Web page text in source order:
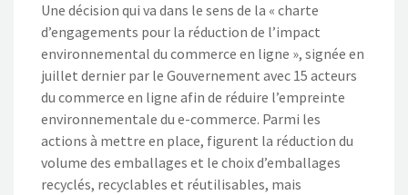
Une décision qui va dans le sens de la « charte
d’engagements pour la réduction de l’impact
environnemental du commerce en ligne », signée en
juillet dernier par le Gouvernement avec 15 acteurs
du commerce en ligne afin de réduire l’empreinte
environnementale du e-commerce. Parmi les
actions à mettre en place, figurent la réduction du
volume des emballages et le choix d’emballages
recyclés, recyclables et réutilisables, mais